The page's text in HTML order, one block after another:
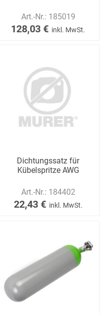
Art.-Nr.: 185019
128,03 € inkl. MwSt.
Dichtungssatz für
Kübelspritze AWG
Art.-Nr.: 184402
22,43 € inkl. MwSt.